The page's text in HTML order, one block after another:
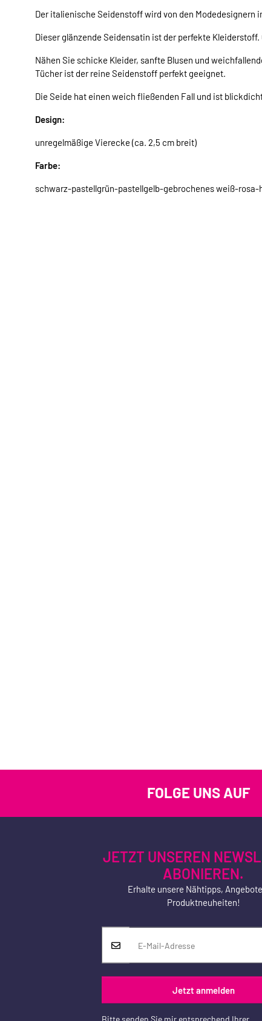
Der italienische Seidenstoff wird von den Modedesignern
Dieser glänzende Seidensatin ist der perfekte
Nähen Sie schicke Kleider, sanfte Blusen und
Tücher ist der reine Seidenstoff perfekt geeignet.
Die Seide hat einen weich fließenden Fall und ist
Design:
unregelmäßige Vierecke (ca. 2,5 cm breit)
Farbe:
schwarz-pastellgrün-pastellgelb-gebrochenes weiß-rosa-
FOLGE UNS AUF
JETZT UNSEREN
ABONIEREN.
Erhalte unsere Nähtipps,
Produktneuheiten!
Jetzt anmelden
Bitte senden Sie mir entsprechend Ihrer